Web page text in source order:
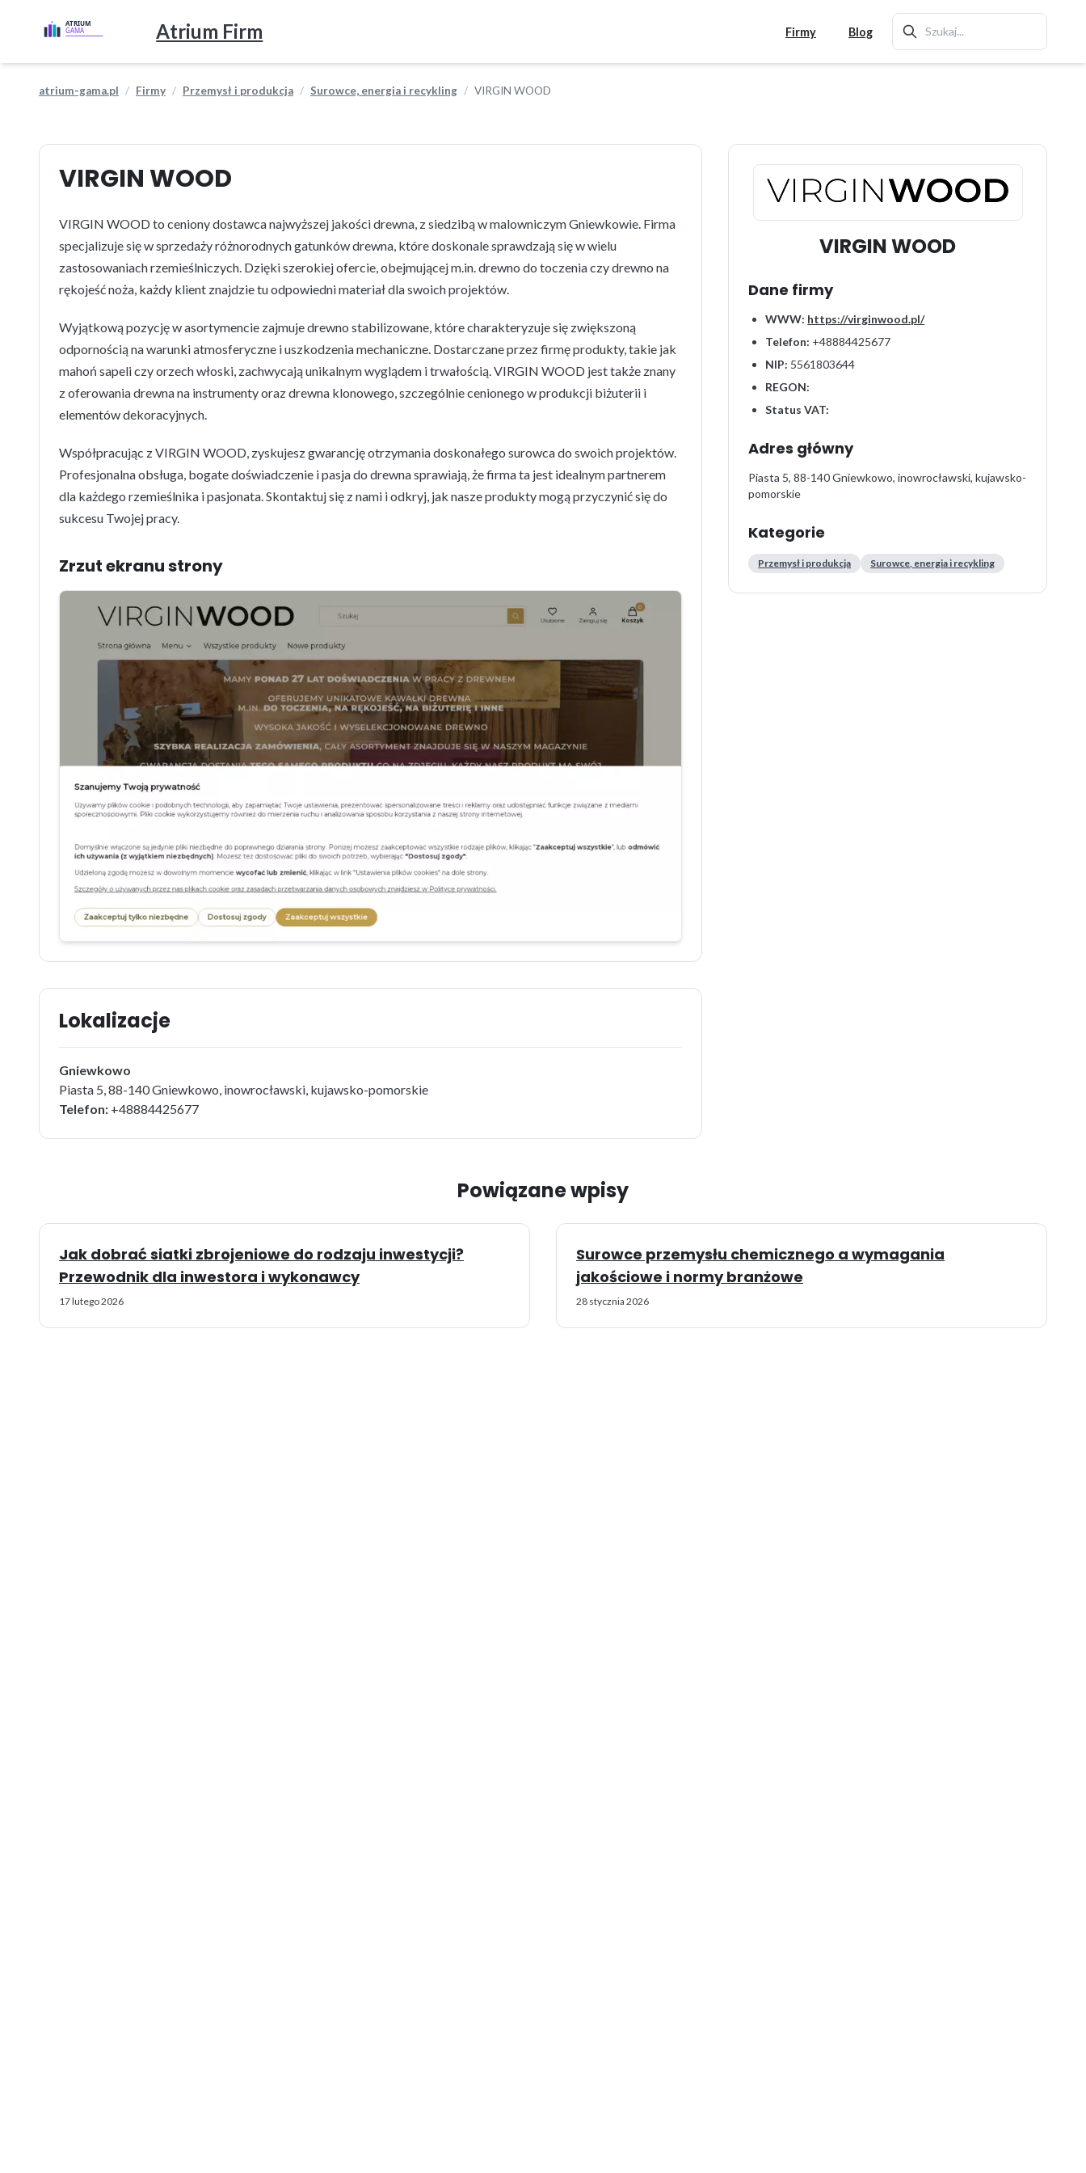
Atrium Firm Firmy Blog
atrium-gama.pl Firmy Przemysł i produkcja Surowce, energia i recykling VIRGIN WOOD
VIRGIN WOOD
VIRGIN WOOD to ceniony dostawca najwyższej jakości drewna, z siedzibą w malowniczym Gniewkowie. Firma
specjalizuje się w sprzedaży różnorodnych gatunków drewna, które doskonale sprawdzają się w wielu
zastosowaniach rzemieślniczych. Dzięki szerokiej ofercie, obejmującej m.in. drewno do toczenia czy drewno na
rękojeść noża, każdy klient znajdzie tu odpowiedni materiał dla swoich projektów.
Wyjątkową pozycję w asortymencie zajmuje drewno stabilizowane, które charakteryzuje się zwiększoną
odpornością na warunki atmosferyczne i uszkodzenia mechaniczne. Dostarczane przez firmę produkty, takie jak
mahoń sapeli czy orzech włoski, zachwycają unikalnym wyglądem i trwałością. VIRGIN WOOD jest także znany
z oferowania drewna na instrumenty oraz drewna klonowego, szczególnie cenionego w produkcji biżuterii i
elementów dekoracyjnych.
Współpracując z VIRGIN WOOD, zyskujesz gwarancję otrzymania doskonałego surowca do swoich projektów.
Profesjonalna obsługa, bogate doświadczenie i pasja do drewna sprawiają, że firma ta jest idealnym partnerem
dla każdego rzemieślnika i pasjonata. Skontaktuj się z nami i odkryj, jak nasze produkty mogą przyczynić się do
sukcesu Twojej pracy.
Zrzut ekranu strony
Lokalizacje
Gniewkowo
Piasta 5, 88-140 Gniewkowo, inowrocławski, kujawsko-pomorskie
Telefon: +48884425677
VIRGIN WOOD
Dane firmy
WWW: https://virginwood.pl/
Telefon: +48884425677
NIP: 5561803644
REGON:
Status VAT:
Adres główny
Piasta 5, 88-140 Gniewkowo, inowrocławski, kujawsko-
pomorskie
Kategorie
Przemysł i produkcja Surowce, energia i recykling
Powiązane wpisy
Jak dobrać siatki zbrojeniowe do rodzaju inwestycji?
Przewodnik dla inwestora i wykonawcy
17 lutego 2026
Surowce przemysłu chemicznego a wymagania
jakościowe i normy branżowe
28 stycznia 2026